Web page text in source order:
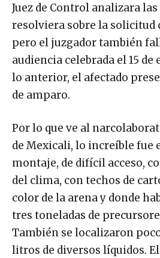
Juez de Control analizara
resolviera sobre la solicitud
pero el juzgador también
audiencia celebrada el 15 de
lo anterior, el afectado
de amparo.
Por lo que ve al
de Mexicali, lo increíble fue
montaje, de difícil acceso,
del clima, con techos de
color de la arena y donde
tres toneladas de
También se localizaron
litros de diversos líquidos.